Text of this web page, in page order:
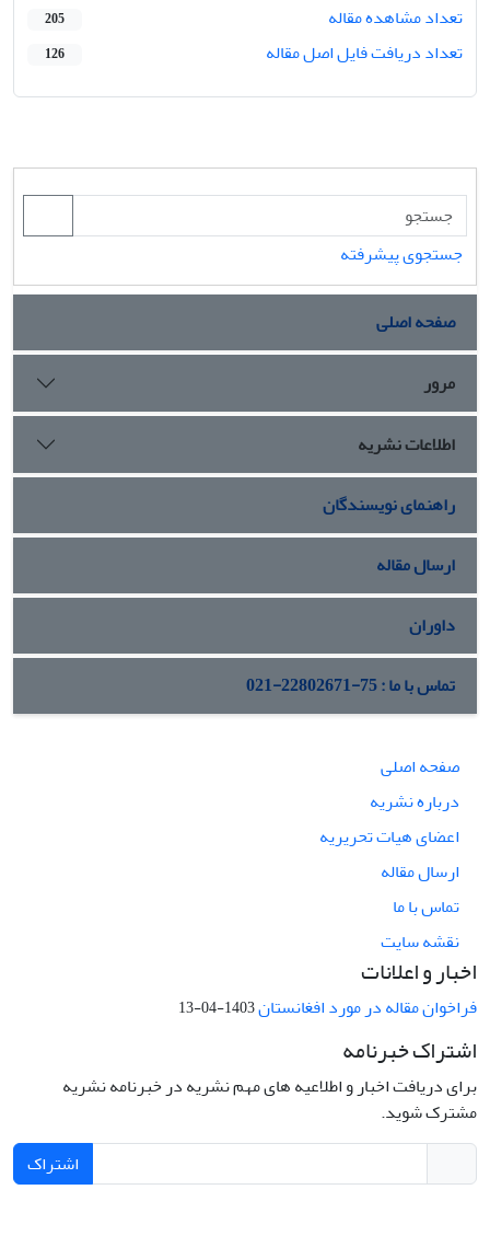
تعداد مشاهده مقاله
205
تعداد دریافت فایل اصل مقاله 126
جستجوی پیشرفته
صفحه اصلی
مرور
اطلاعات نشریه
راهنمای نویسندگان
ارسال مقاله
داوران
تماس با ما : 75-22802671-021
صفحه اصلی
درباره نشریه
اعضای هیات تحریریه
ارسال مقاله
تماس با ما
نقشه سایت
اخبار و اعلانات
فراخوان مقاله در مورد افغانستان1403-04-13
اشتراک خبرنامه
برای دریافت اخبار و اطلاعیه های مهم نشریه در خبرنامه نشریه
مشترک شوید.
اشتراک